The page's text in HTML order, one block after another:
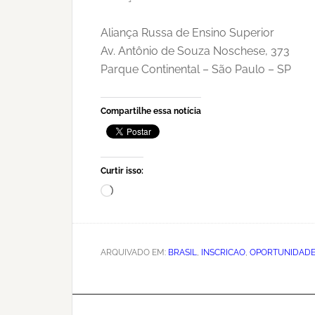
Aliança Russa de Ensino Superior
Av. Antônio de Souza Noschese, 373
Parque Continental – São Paulo – SP
Compartilhe essa notícia
Curtir isso:
Carregando...
ARQUIVADO EM: BRASIL, INSCRICAO,